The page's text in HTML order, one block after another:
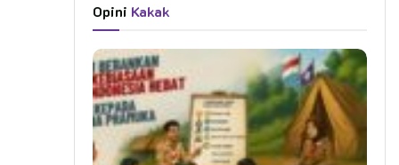
Opini Kakak